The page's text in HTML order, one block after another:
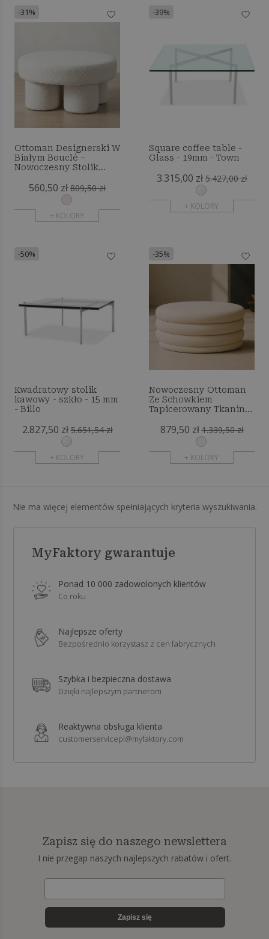
-31%
Ottoman Designerski W
Białym Bouclé –
Nowoczesny Stolik
560,50 zł 809,50 zł
+ KOLORY
-39%
Square coffee table -
Glass - 19mm - Town
3.315,00 zł 5.427,00 zł
+ KOLORY
-50%
Kwadratowy stolik
kawowy - szkło - 15 mm
- Billo
2.827,50 zł 5.651,54 zł
+ KOLORY
-35%
Nowoczesny Ottoman
Ze Schowkiem
Tapicerowany Tkaniną
Jako Stolik Kawowy -
879,50 zł 1.339,50 zł
+ KOLORY
Nie ma więcej elementów spełniających kryteria wyszukiwania.
MyFaktory gwarantuje
Ponad 10 000 zadowolonych klientów
Co roku
Najlepsze oferty
Bezpośrednio korzystasz z cen fabrycznych
Szybka i bezpieczna dostawa
Dzięki najlepszym partnerom
Reaktywna obsługa klienta
customerservicepl@myfaktory.com
Zapisz się do naszego newslettera
I nie przegap naszych najlepszych rabatów i ofert.
Zapisz się